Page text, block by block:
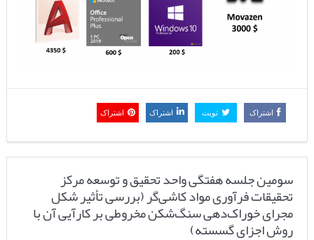
سومین جلسه هفتگی واحد تحقیق و توسعه مرکز
تحقیقات فرآوری مواد کاشی‌گر (بررسی تأثیر شکل
مجرای خوراک‌دهی سنگ‌شکن مخروطی بر کارآیی